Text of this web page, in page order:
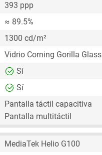
393 ppp
≈ 89.5%
1300 cd/m²
Vidrio Corning Gorilla Glass
Sí
Sí
Pantalla táctil capacitiva
Pantalla multitáctil
MediaTek Helio G100